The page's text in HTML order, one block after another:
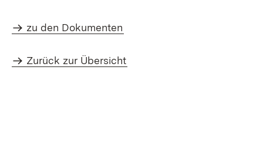
zu den Dokumenten
Zurück zur Übersicht